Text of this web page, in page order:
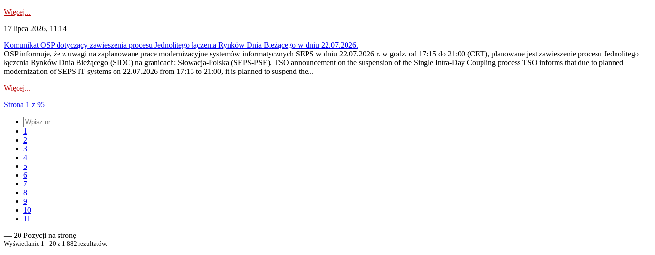
Więcej...
17 lipca 2026, 11:14
Komunikat OSP dotyczący zawieszenia procesu Jednolitego łączenia Rynków Dnia Bieżącego w dniu 22.07.2026.
OSP informuje, że z uwagi na zaplanowane prace modernizacyjne systemów informatycznych SEPS w dniu 22.07.2026 r. w godz. od 17:15 do 21:00 (CET), planowane jest zawieszenie procesu Jednolitego
łączenia Rynków Dnia Bieżącego (SIDC) na granicach: Słowacja-Polska (SEPS-PSE). TSO announcement on the suspension of the Single Intra-Day Coupling process TSO informs that due to planned
modernization of SEPS IT systems on 22.07.2026 from 17:15 to 21:00, it is planned to suspend the...
Więcej...
Strona 1 z 95
1
2
3
4
5
6
7
8
9
10
11
— 20 Pozycji na stronę
Wyświetlanie 1 - 20 z 1 882 rezultatów.